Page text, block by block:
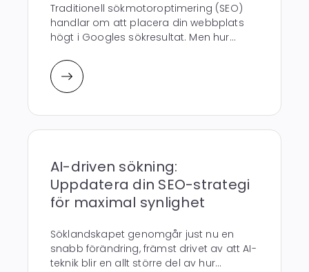
Traditionell sökmotoroptimering (SEO)
handlar om att placera din webbplats
högt i Googles sökresultat. Men hur...
AI-driven sökning:
Uppdatera din SEO-strategi
för maximal synlighet
Söklandskapet genomgår just nu en
snabb förändring, främst drivet av att AI-
teknik blir en allt större del av hur...